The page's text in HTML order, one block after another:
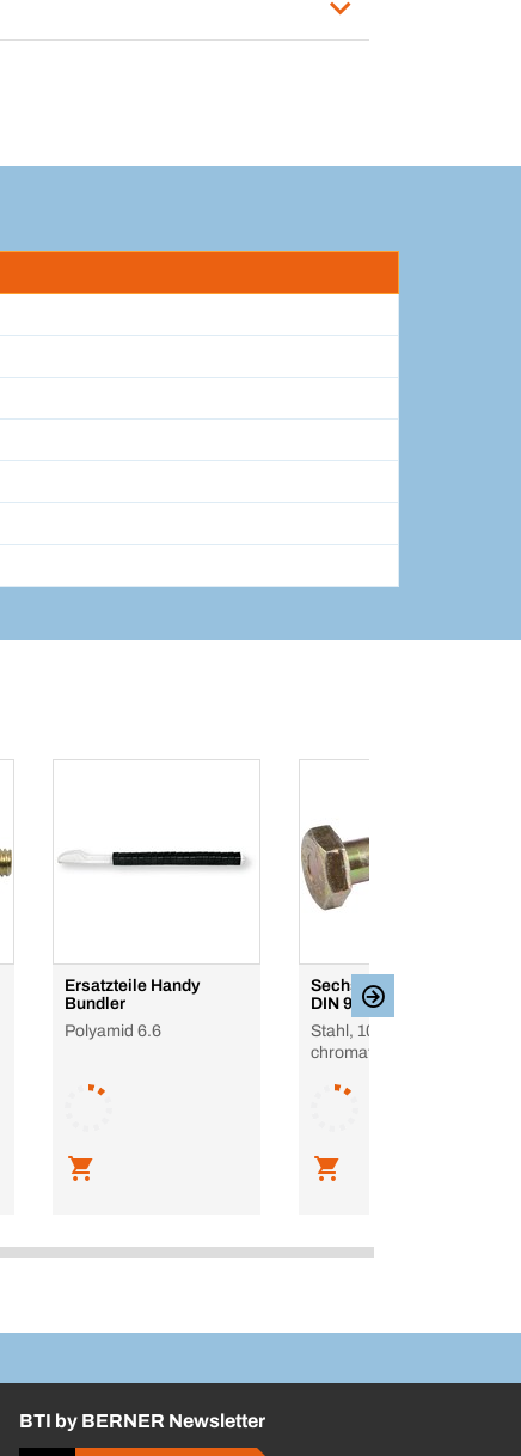
Ersatzteile Handy
Bundler
Polyamid 6.6
Sechskantschraube
DIN 931, M6 – M24
Stahl, 10.9, gelb
chromatiert, mit Schaft
BTI by BERNER Newsletter